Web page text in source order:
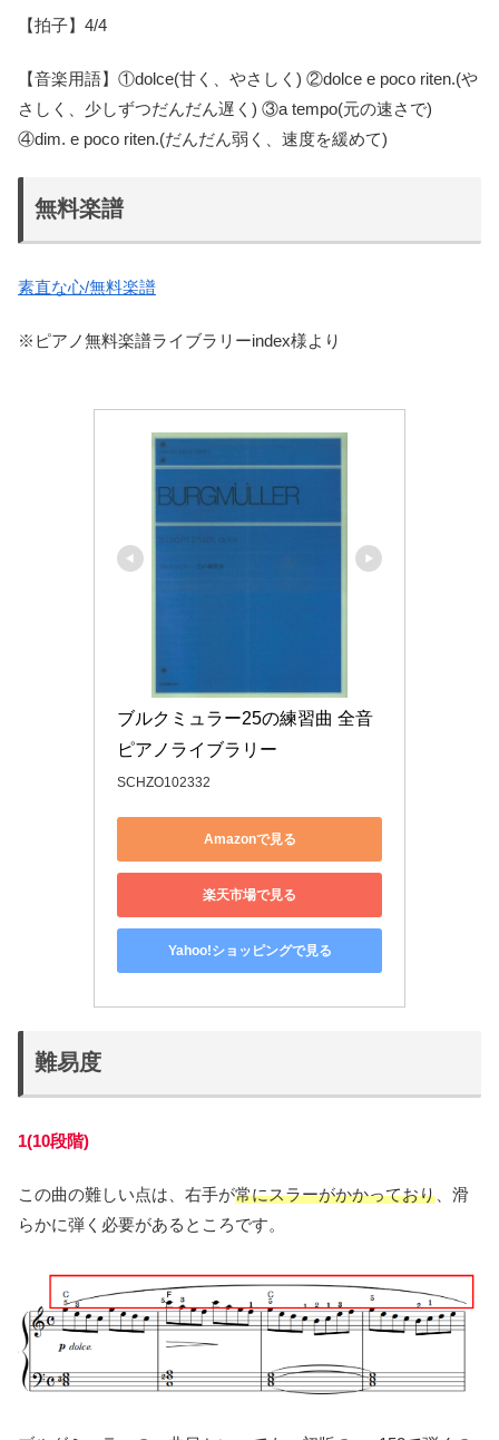
【拍子】4/4
【音楽用語】①dolce(甘く、やさしく) ②dolce e poco riten.(や
さしく、少しずつだんだん遅く) ③a tempo(元の速さで)
④dim. e poco riten.(だんだん弱く、速度を緩めて)
無料楽譜
素直な心/無料楽譜
※ピアノ無料楽譜ライブラリーindex様より
ブルクミュラー25の練習曲 全音
ピアノライブラリー
SCHZO102332
Amazonで見る
楽天市場で見る
Yahoo!ショッピングで見る
難易度
1(10段階)
この曲の難しい点は、右手が常にスラーがかかっており、滑
らかに弾く必要があるところです。